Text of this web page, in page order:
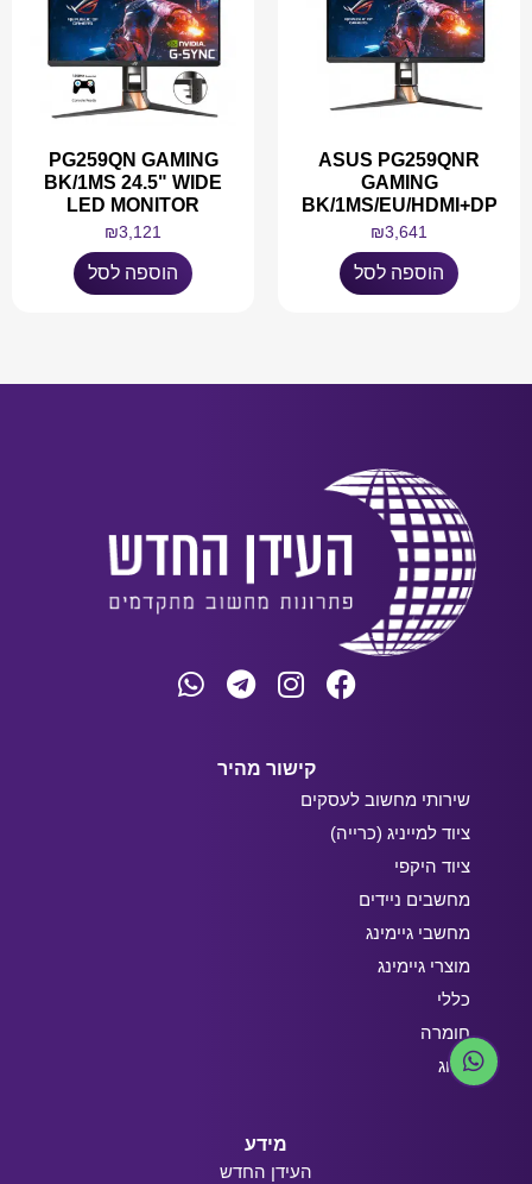
ASUS PG259QNR
GAMING
BK/1MS/EU/HDMI+DP
₪3,641
הוספה לסל
PG259QN GAMING
BK/1MS 24.5" WIDE
LED MONITOR
₪3,121
הוספה לסל
קישור מהיר
שירותי מחשוב לעסקים
ציוד למייניג (כרייה)
ציוד היקפי
מחשבים ניידים
מחשבי גיימינג
מוצרי גיימינג
כללי
חומרה
בלוג
מידע
העידן החדש